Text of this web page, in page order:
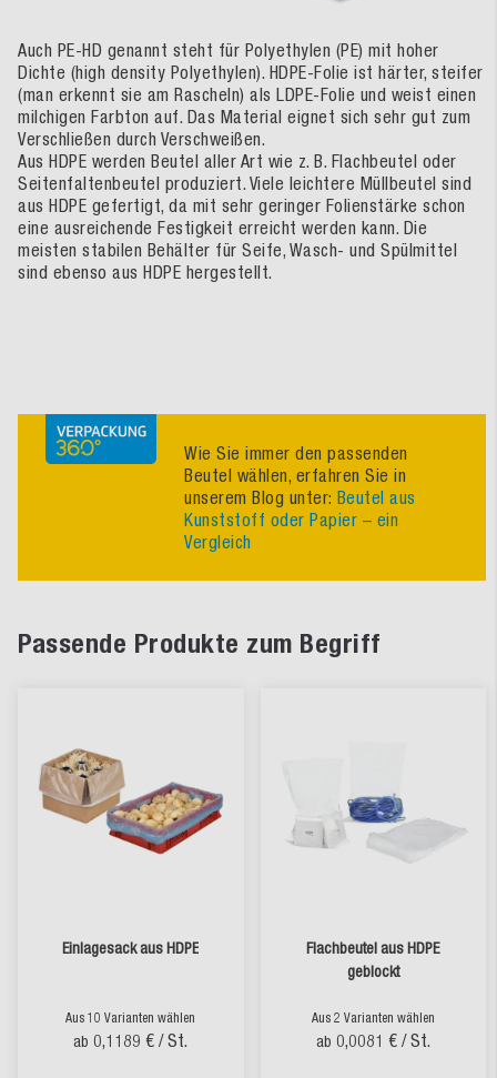
Auch PE-HD genannt steht für Polyethylen (PE) mit hoher
Dichte (high density Polyethylen). HDPE-Folie ist härter, steifer
(man erkennt sie am Rascheln) als LDPE-Folie und weist einen
milchigen Farbton auf. Das Material eignet sich sehr gut zum
Verschließen durch Verschweißen.
Aus HDPE werden Beutel aller Art wie z. B. Flachbeutel oder
Seitenfaltenbeutel produziert. Viele leichtere Müllbeutel sind
aus HDPE gefertigt, da mit sehr geringer Folienstärke schon
eine ausreichende Festigkeit erreicht werden kann. Die
meisten stabilen Behälter für Seife, Wasch- und Spülmittel
sind ebenso aus HDPE hergestellt.
Wie Sie immer den passenden
Beutel wählen, erfahren Sie in
unserem Blog unter: Beutel aus
Kunststoff oder Papier – ein
Vergleich
Passende Produkte zum Begriff
Einlagesack aus HDPE
Aus 10 Varianten wählen
ab 0,1189 € / St.
Flachbeutel aus HDPE
geblockt
Aus 2 Varianten wählen
ab 0,0081 € / St.